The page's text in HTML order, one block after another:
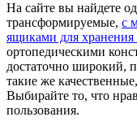
На сайте вы найдете
трансформируемые, с
ящиками для хранения
ортопедическими
достаточно широкий,
такие же
Выбирайте то, что
пользования.